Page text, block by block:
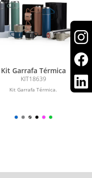
Kit Garrafa Térmica
KIT18639
Kit Garrafa Térmica.